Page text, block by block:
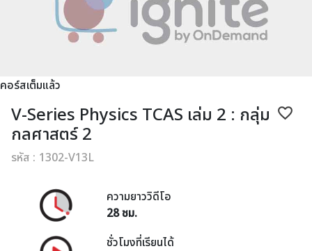
ลงทะเบียน
คอร์สเต็มแล้ว
favorite_border
V-Series Physics TCAS เล่ม 2 : กลุ่ม
กลศาสตร์ 2
รหัส : 1302-V13L
ความยาววิดีโอ
28 ชม.
ชั่วโมงที่เรียนได้